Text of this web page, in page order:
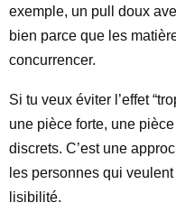
exemple, un pull doux
bien parce que les
concurrencer.
Si tu veux éviter l’effet
une pièce forte, une
discrets. C’est une
les personnes qui
lisibilité.